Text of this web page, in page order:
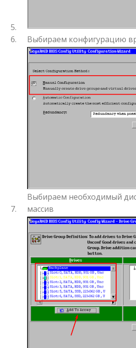
Выбираем конфигурацию
Выбираем необходимый
массив